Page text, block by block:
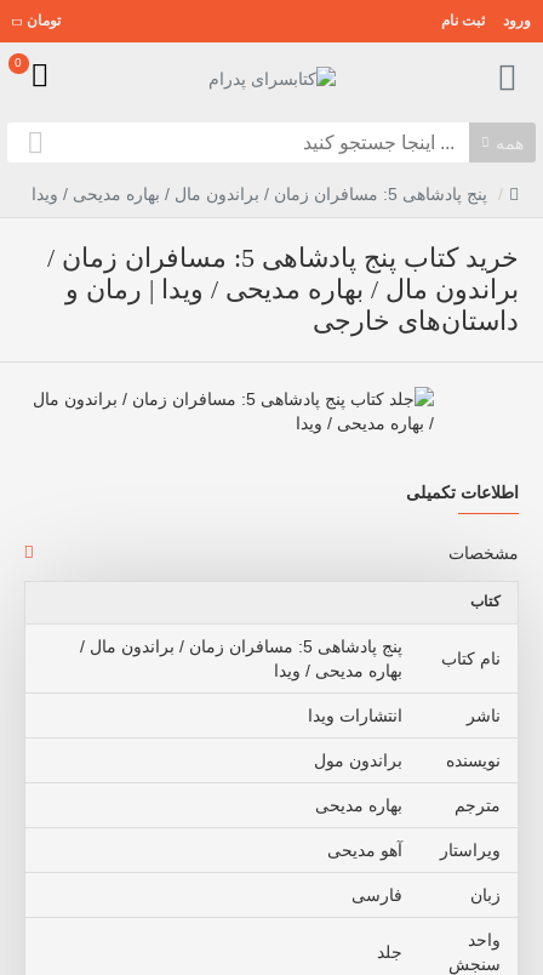
ورود ثبت نام تومان
0
همه
پنج پادشاهی 5: مسافران زمان / براندون مال / بهاره مدیحی / ویدا
خرید کتاب پنج پادشاهی 5: مسافران زمان /
براندون مال / بهاره مدیحی / ویدا | رمان و
داستان‌های خارجی
اطلاعات تکمیلی
مشخصات
کتاب
نام کتاب
پنج پادشاهی 5: مسافران زمان / براندون مال /
بهاره مدیحی / ویدا
ناشر انتشارات ویدا
نویسنده براندون مول
مترجم بهاره مدیحی
ويراستار آهو مدیحی
زبان فارسی
واحد
سنجش
جلد